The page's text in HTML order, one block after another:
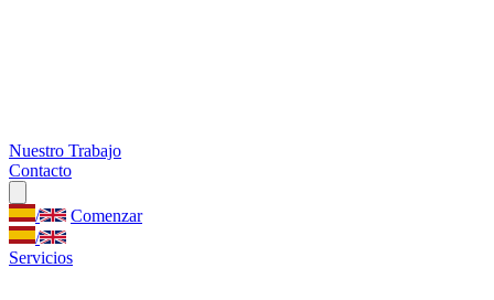
Nuestro Trabajo
Contacto
/
Comenzar
/
Servicios